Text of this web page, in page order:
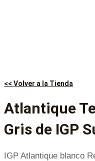
<< Volver a la Tienda
Atlantique
Gris de IGP
IGP Atlantique blanco